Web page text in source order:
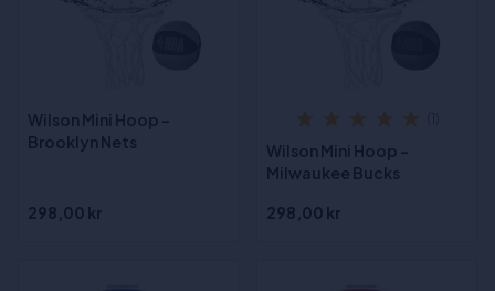
Wilson Mini Hoop -
Brooklyn Nets
298,00 kr
Wilson Mini Hoop -
Milwaukee Bucks
298,00 kr